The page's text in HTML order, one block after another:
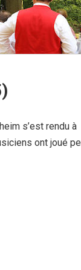
s’est rendu à
ont joué